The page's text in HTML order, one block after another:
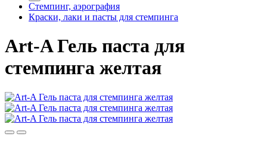
Стемпинг, аэрография
Краски, лаки и пасты для стемпинга
Art-A Гель паста для
стемпинга желтая